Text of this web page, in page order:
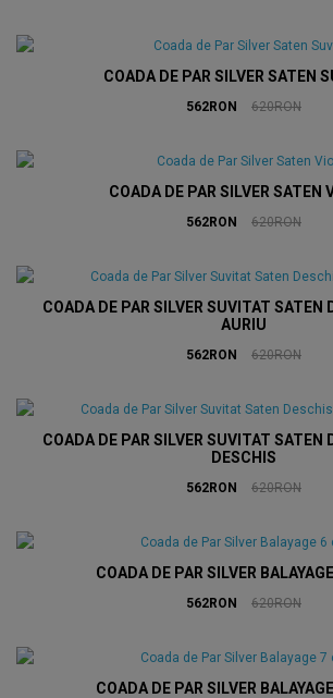
COADA DE PAR SILVER SATEN
562RON 620RON
COADA DE PAR SILVER SATEN
562RON 620RON
COADA DE PAR SILVER SUVITAT SATEN
AURIU
562RON 620RON
COADA DE PAR SILVER SUVITAT SATEN
DESCHIS
562RON 620RON
COADA DE PAR SILVER
562RON 620RON
COADA DE PAR SILVER